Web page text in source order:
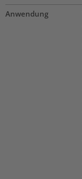
Anwendung